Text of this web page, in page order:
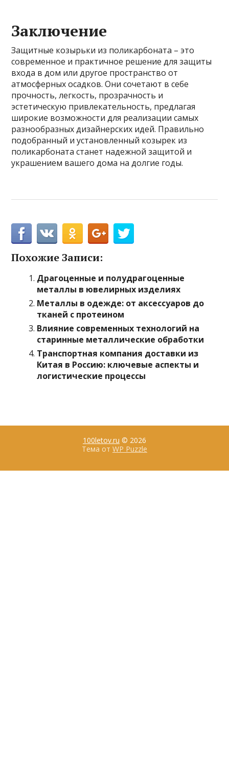
Заключение
Защитные козырьки из поликарбоната – это
современное и практичное решение для защиты
входа в дом или другое пространство от
атмосферных осадков. Они сочетают в себе
прочность, легкость, прозрачность и
эстетическую привлекательность, предлагая
широкие возможности для реализации самых
разнообразных дизайнерских идей. Правильно
подобранный и установленный козырек из
поликарбоната станет надежной защитой и
украшением вашего дома на долгие годы.
Похожие Записи:
Драгоценные и полудрагоценные
металлы в ювелирных изделиях
Металлы в одежде: от аксессуаров до
тканей с протеином
Влияние современных технологий на
старинные металлические обработки
Транспортная компания доставки из
Китая в Россию: ключевые аспекты и
логистические процессы
100letov.ru © 2026
Тема от WP Puzzle